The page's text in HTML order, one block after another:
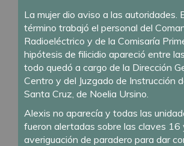
La mujer dio aviso a las autoridades.
término trabajó el personal del
Radioeléctrico y de la Comisaría
hipótesis de filicidio apareció entre
todo quedó a cargo de la Dirección
Centro y del Juzgado de Instrucción
Santa Cruz, de Noelia Ursino.
Alexis no aparecía y todas las
fueron alertadas sobre las claves 16
averiguación de paradero para dar